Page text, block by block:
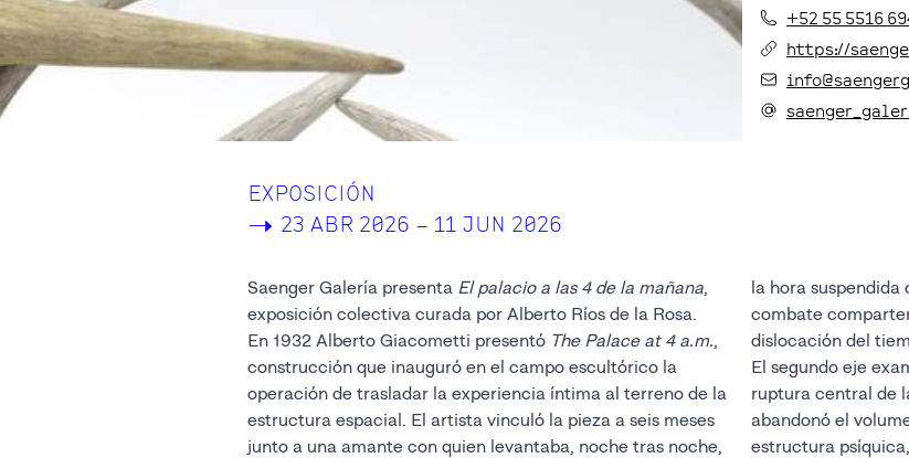
+52 55 5516
https://
EXPOSICIÓN
-> 23 ABR 2026 – 11 JUN 2026
Saenger Galería presenta El palacio a las 4 de la mañana,
exposición colectiva curada por Alberto Ríos de la Rosa.
En 1932 Alberto Giacometti presentó The Palace at 4 a.m.,
construcción que inauguró en el campo escultórico la
operación de trasladar la experiencia íntima al terreno de la
estructura espacial. El artista vinculó la pieza a seis meses
junto a una amante con quien levantaba, noche tras noche,
la hora suspendida
combate
El segundo eje
ruptura central de
abandonó el
estructura